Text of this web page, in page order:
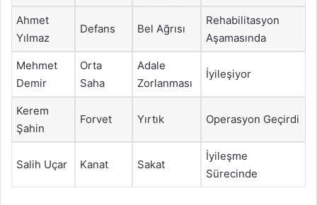
Ahmet
Yılmaz
Defans Bel Ağrısı
Rehabilitasyon
Aşamasında
Mehmet
Demir
Orta
Saha
Adale
Zorlanması
İyileşiyor
Kerem
Şahin
Forvet Yırtık Operasyon Geçirdi
Salih Uçar Kanat Sakat
İyileşme
Sürecinde